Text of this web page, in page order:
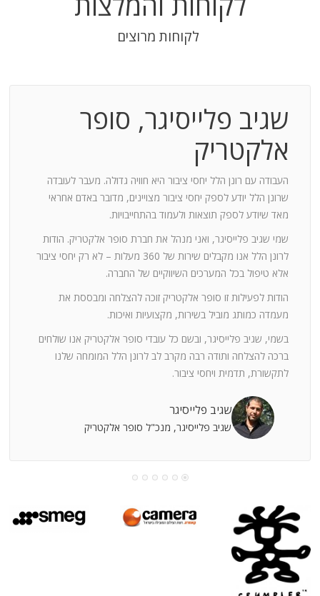
לקוחות מרוצים
שגיב פלייסיגר, סופר
אלקטריק
העבודה עם רונן הלל יחסי ציבור היא חוויה גדולה. מעבר לעובדה
שרונן הלל יודע לספק יחסי ציבור מצויינים, מדובר באדם אחראי
מאד שיודע לספק תוצאות ולעמוד בהתחייבויות.
שמי שגיב פלייסיגר, ואני מנהל את חברת סופר אלקטריק. הודות
לרונן הלל אנו מקבלים שירות של 360 מעלות – לא רק יחסי ציבור
אלא טיפול בכל המערכים השיווקיים של החברה.
הודות לפעילות זו סופר אלקטריק זוכה להצלחה ומבססת את
מעמדה כמותג מוביל בשירות, מקצועיות ואיכות.
בשמי, שגיב פלייסיגר, ובשם כל עובדי סופר אלקטריק אנו שולחים
ברכה להצלחה ותודה רבה מקרב לב לרונן הלל המומחה שלנו
לתקשורת, תדמית ויחסי ציבור.
שגיב פלייסיגר
שגיב פלייסיגר, מנכ"ל סופר אלקטריק